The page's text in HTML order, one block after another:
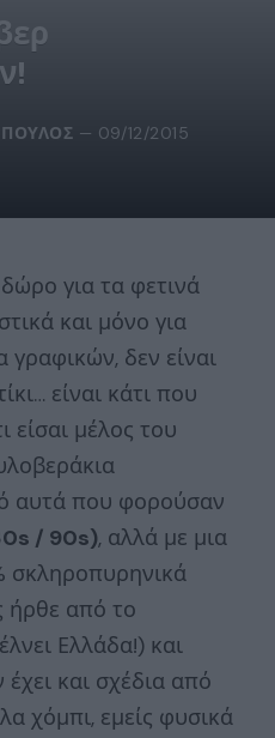
09/12/2015
για τα φετινά
και μόνο για
γραφικών, δεν είναι
είναι κάτι που
είσαι μέλος του
αυτά που φορούσαν
/ 90s), αλλά με μια
σκληροπυρηνικά
ήρθε από το
Ελλάδα!) και
και σχέδια από
χόμπι, εμείς φυσικά